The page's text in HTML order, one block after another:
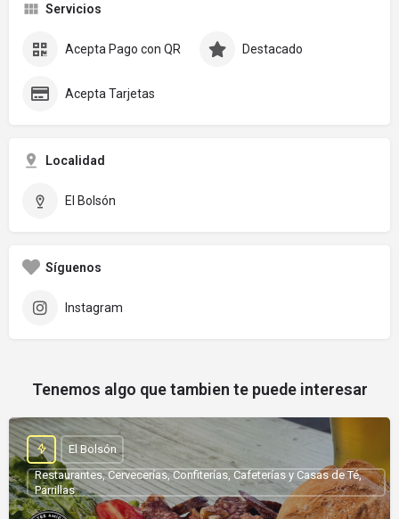
Servicios
Acepta Pago con QR Destacado
Acepta Tarjetas
Localidad
El Bolsón
Síguenos
Instagram
Tenemos algo que tambien te puede interesar
El Bolsón
Restaurantes, Cervecerías, Confiterías, Cafeterías y Casas de Té,
Parrillas